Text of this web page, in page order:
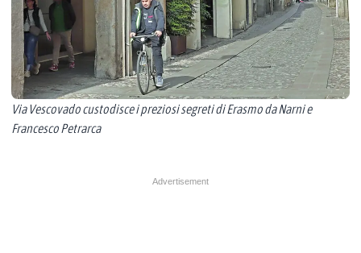
Via Vescovado custodisce i preziosi segreti di Erasmo da Narni e
Francesco Petrarca